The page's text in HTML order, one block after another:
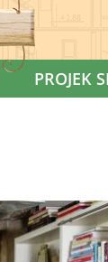
PROJEK